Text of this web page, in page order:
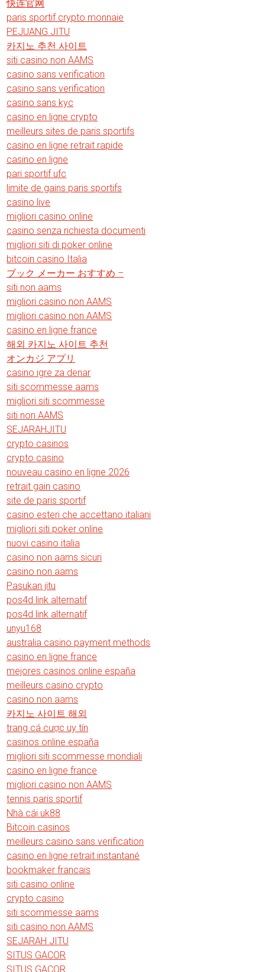
快连官网
paris sportif crypto monnaie
PEJUANG JITU
카지노 추천 사이트
siti casino non AAMS
casino sans verification
casino sans verification
casino sans kyc
casino en ligne crypto
meilleurs sites de paris sportifs
casino en ligne retrait rapide
casino en ligne
pari sportif ufc
limite de gains paris sportifs
casino live
migliori casino online
casino senza richiesta documenti
migliori siti di poker online
bitcoin casino Italia
ブック メーカー おすすめ –
siti non aams
migliori casino non AAMS
migliori casino non AAMS
casino en ligne france
해외 카지노 사이트 추천
オンカジ アプリ
casino igre za denar
siti scommesse aams
migliori siti scommesse
siti non AAMS
SEJARAHJITU
crypto casinos
crypto casino
nouveau casino en ligne 2026
retrait gain casino
site de paris sportif
casino esteri che accettano italiani
migliori siti poker online
nuovi casino italia
casino non aams sicuri
casino non aams
Pasukan jitu
pos4d link alternatif
pos4d link alternatif
unyu168
australia casino payment methods
casino en ligne france
mejores casinos online españa
meilleurs casino crypto
casino non aams
카지노 사이트 해외
trang cá cược uy tín
casinos online españa
migliori siti scommesse mondiali
casino en ligne france
migliori casino non AAMS
tennis paris sportif
Nhà cái uk88
Bitcoin casinos
meilleurs casino sans verification
casino en ligne retrait instantané
bookmaker francais
siti casino online
crypto casino
siti scommesse aams
siti casino non AAMS
SEJARAH JITU
SITUS GACOR
SITUS GACOR